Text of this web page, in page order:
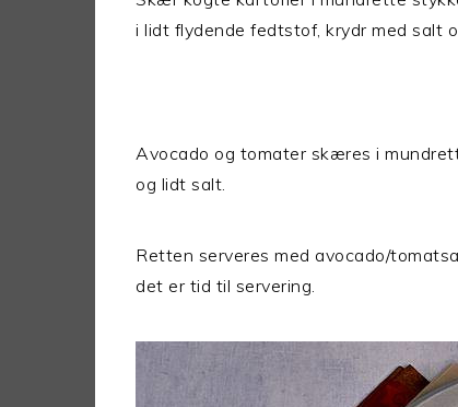
i lidt flydende fedtstof, krydr med salt
Avocado og tomater skæres i
og lidt salt.
Retten serveres med avocado/
det er tid til servering.